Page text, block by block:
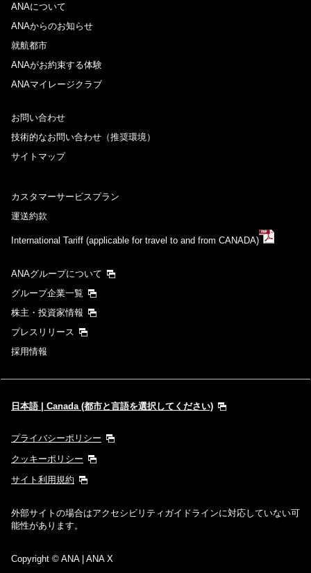
前後3日の運賃を検索
・表示金額は選択いただいた条件でのもっともおトクな運賃となりま
・表示金額と空席状況は最新ではない場合があります。[検索する]ボタ
ンより最新の空席照会結果をご確認ください。
・「＊」は現在金額が確認できない都市・日付となります。空席照会結
・表示金額には、運賃、
の各種税金、料金などが含まれます。発券時に再計算するため、変動す
る可能性があります。
示される場合があります。
ANAについて
ANAからのお知らせ
就航都市
ANAがお約束する体験
ANAマイレージクラブ
お問い合わせ
技術的なお問い合わせ（推奨環境）
サイトマップ
カスタマーサービスプラン
運送約款
International Tariff (applicable for travel to and from CANADA)
ANAグループについて
グループ企業一覧
株主・投資家情報
プレスリリース
採用情報
日本語 | Canada (都市と言語を選択してください)
プライバシーポリシー
クッキーポリシー
サイト利用規約
外部サイトの場合はアクセシビリティガイドラインに対応していない可
能性があります。
Copyright © ANA | ANA X